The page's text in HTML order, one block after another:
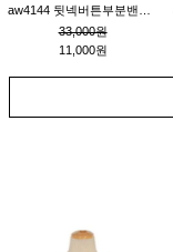
33,000원
11,000원